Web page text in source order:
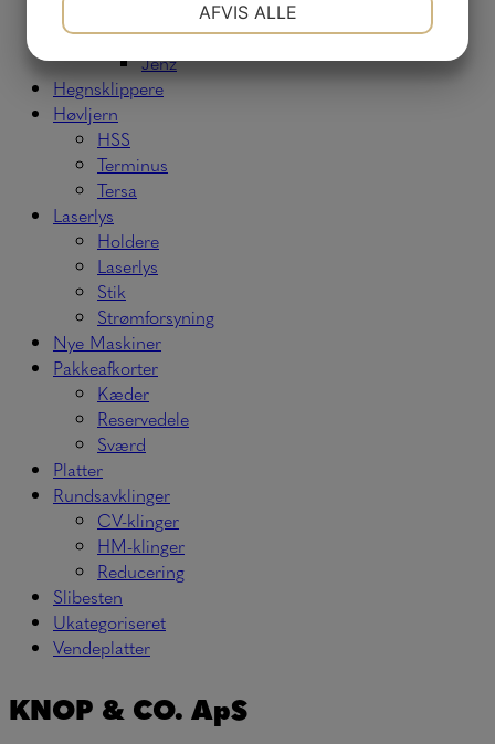
Erjo
Jenz
Hegnsklippere
Høvljern
HSS
Terminus
Tersa
Laserlys
Holdere
Laserlys
Stik
Strømforsyning
Nye Maskiner
Pakkeafkorter
Kæder
Reservedele
Sværd
Platter
Rundsavklinger
CV-klinger
HM-klinger
Reducering
Slibesten
Ukategoriseret
Vendeplatter
KNOP & CO. ApS
AFVIS ALLE